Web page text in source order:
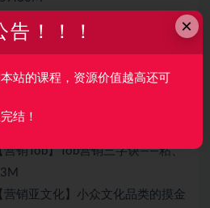
线下】线下营销基本功之拉客、
27.35M
）.mp4 60.66M
销Tob】Tob营销三字诀——粘、
销Tob】Tob营销三字诀——粘、
销亚文化】小众文化品类的摸金
×
告！！！
站的课程，资源价值越高还可
结！